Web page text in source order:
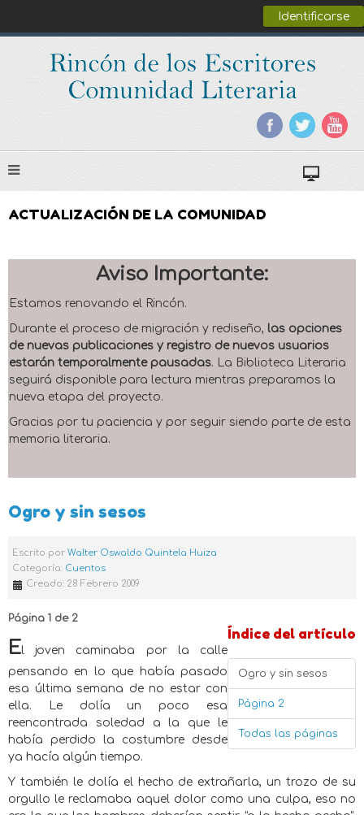
Identificarse
ACTUALIZACIÓN DE LA COMUNIDAD
Aviso Importante:
Estamos renovando el Rincón.
Durante el proceso de migración y rediseño, las opciones
de nuevas publicaciones y registro de nuevos usuarios
estarán temporalmente pausadas. La Biblioteca Literaria
seguirá disponible para lectura mientras preparamos la
nueva etapa del proyecto.
Gracias por tu paciencia y por seguir siendo parte de esta
memoria literaria.
Ogro y sin sesos
Escrito por Walter Oswaldo Quintela Huiza
Categoría: Cuentos
Creado: 28 Febrero 2009
Índice del artículo
Ogro y sin sesos
Página 2
Todas las páginas
Página 1 de 2
El joven caminaba por la calle
pensando en lo que había pasado
esa última semana de no estar con
ella. Le dolía un poco esa
reencontrada soledad a la que le
había perdido la costumbre desde
ya hacía algún tiempo.
Y también le dolía el hecho de extrañarla, un trozo de su
orgullo le reclamaba aquel dolor como una culpa, eso no